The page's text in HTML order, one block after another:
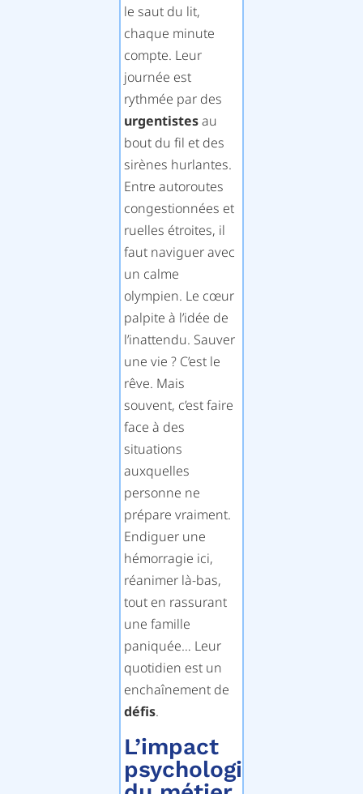
le saut du lit,
chaque minute
compte. Leur
journée est
rythmée par des
urgentistesau
bout du fil et des
sirènes hurlantes.
Entre autoroutes
congestionnées et
ruelles étroites, il
faut naviguer avec
un calme
olympien. Le cœur
palpite à l’idée de
l’inattendu. Sauver
une vie ? C’est le
rêve. Mais
souvent, c’est faire
face à des
situations
auxquelles
personne ne
prépare vraiment.
Endiguer une
hémorragie ici,
réanimer là-bas,
tout en rassurant
une famille
paniquée… Leur
quotidien est un
enchaînement de
défis.
L’impact
psychologique